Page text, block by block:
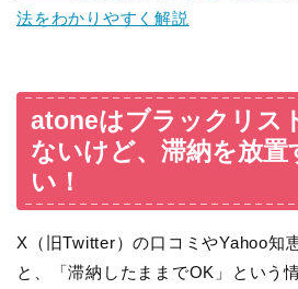
法をわかりやすく解説
atoneはブラックリス
ないけど、滞納を放
い！
X（旧Twitter）の口コミやYahoo知
と、「滞納したままでOK」という